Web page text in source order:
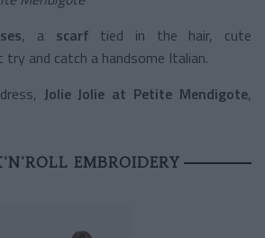
, a scarf tied in the hair, cute
try and catch a handsome Italian.
Jolie Jolie at Petite Mendigote,
EMBROIDERY